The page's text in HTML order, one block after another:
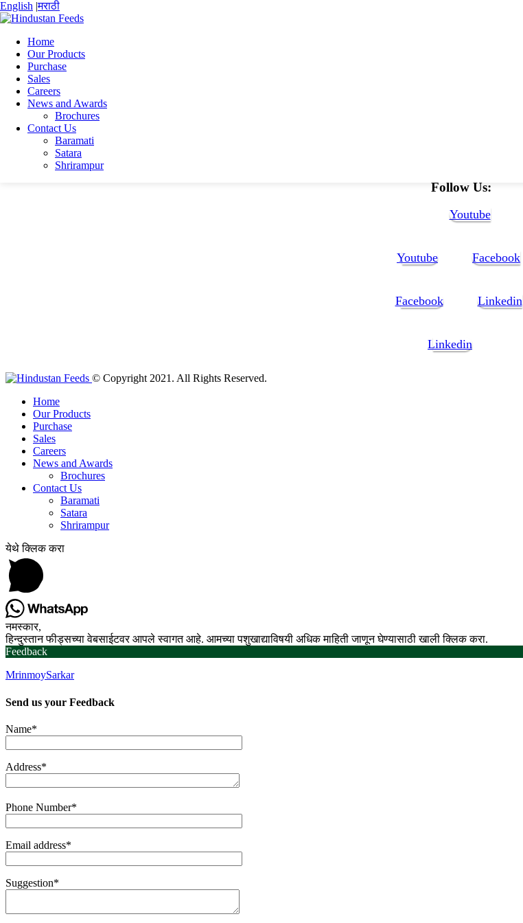
English |मराठी
Home
Our Products
Purchase
Sales
Careers
News and Awards
Brochures
Contact Us
Baramati
Satara
Shrirampur
Home
Mrinmoy Sarkar
MrinmoySarkar
MrinmoySarkar
MrinmoySarkar
Follow Us:
Youtube
Youtube Facebook
Facebook Linkedin
Linkedin
© Copyright 2021. All Rights Reserved.
Home
Our Products
Purchase
Sales
Careers
News and Awards
Brochures
Contact Us
Baramati
Satara
Shrirampur
येथे क्लिक करा
नमस्कार,
हिन्दुस्तान फीड्सच्या वेबसाईटवर आपले स्वागत आहे. आमच्या पशुखाद्याविषयी अधिक माहिती जाणून घेण्यासाठी खाली क्लिक करा.
Feedback
MrinmoySarkar
Send us your Feedback
Name*
Address*
Phone Number*
Email address*
Suggestion*